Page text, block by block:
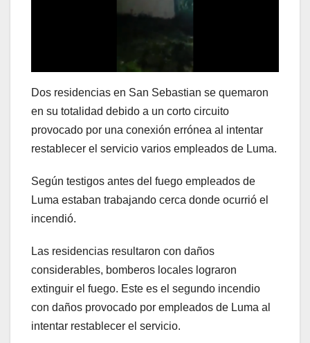
Dos residencias en San Sebastian se quemaron
en su totalidad debido a un corto circuito
provocado por una conexión errónea al intentar
restablecer el servicio varios empleados de Luma.
Según testigos antes del fuego empleados de
Luma estaban trabajando cerca donde ocurrió el
incendió.
Las residencias resultaron con daños
considerables, bomberos locales lograron
extinguir el fuego. Este es el segundo incendio
con daños provocado por empleados de Luma al
intentar restablecer el servicio.